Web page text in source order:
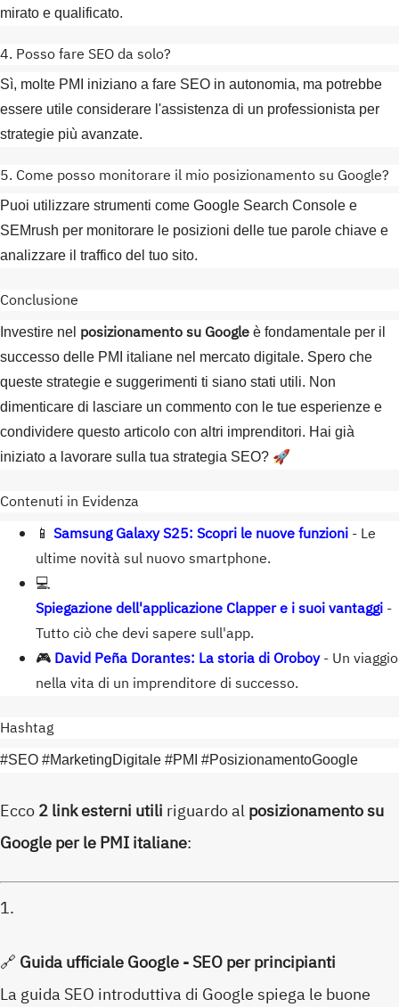
mirato e qualificato.
4. Posso fare SEO da solo?
Sì, molte PMI iniziano a fare SEO in autonomia, ma potrebbe
essere utile considerare l'assistenza di un professionista per
strategie più avanzate.
5. Come posso monitorare il mio posizionamento su Google?
Puoi utilizzare strumenti come Google Search Console e
SEMrush per monitorare le posizioni delle tue parole chiave e
analizzare il traffico del tuo sito.
Conclusione
Investire nel posizionamento su Google è fondamentale per il
successo delle PMI italiane nel mercato digitale. Spero che
queste strategie e suggerimenti ti siano stati utili. Non
dimenticare di lasciare un commento con le tue esperienze e
condividere questo articolo con altri imprenditori. Hai già
iniziato a lavorare sulla tua strategia SEO? 🚀
Contenuti in Evidenza
📱 Samsung Galaxy S25: Scopri le nuove funzioni - Le
ultime novità sul nuovo smartphone.
💻
Spiegazione dell'applicazione Clapper e i suoi vantaggi -
Tutto ciò che devi sapere sull'app.
🎮 David Peña Dorantes: La storia di Oroboy- Un viaggio
nella vita di un imprenditore di successo.
Hashtag
#SEO #MarketingDigitale #PMI #PosizionamentoGoogle
Ecco2 link esterni utili riguardo alposizionamento su
Google per le PMI italiane:
🔗 Guida ufficiale Google - SEO per principianti
La guida SEO introduttiva di Google spiega le buone